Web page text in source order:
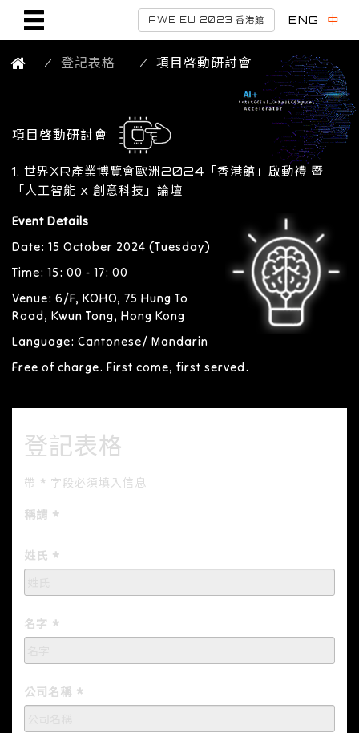
AWE EU 2023 香港館 ENG 中
登記表格 項目啓動研討會
項目啓動研討會
1. 世界XR產業博覽會歐洲2024「香港館」啟動禮 暨
「人工智能 x 創意科技」論壇
Event Details
Date: 15 October 2024 (Tuesday)
Time: 15: 00 - 17: 00
Venue: 6/F, KOHO, 75 Hung To
Road, Kwun Tong, Hong Kong
Language: Cantonese/ Mandarin
Free of charge. First come, first served.
登記表格
帶 * 字段必須填入信息
稱謂
姓氏
名字
公司名稱